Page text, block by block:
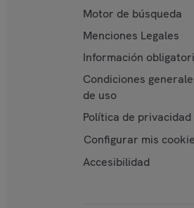
Motor de búsqueda
Menciones Legales
Información
Condiciones
de uso
Política de privacidad
Configurar mis
Accesibilidad